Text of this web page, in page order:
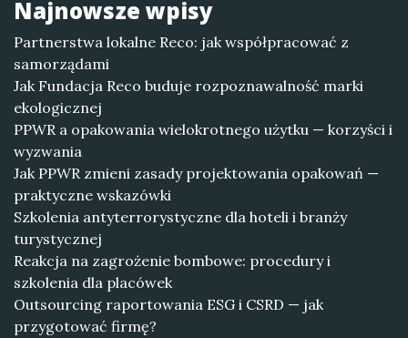
Najnowsze wpisy
Partnerstwa lokalne Reco: jak współpracować z
samorządami
Jak Fundacja Reco buduje rozpoznawalność marki
ekologicznej
PPWR a opakowania wielokrotnego użytku — korzyści i
wyzwania
Jak PPWR zmieni zasady projektowania opakowań —
praktyczne wskazówki
Szkolenia antyterrorystyczne dla hoteli i branży
turystycznej
Reakcja na zagrożenie bombowe: procedury i
szkolenia dla placówek
Outsourcing raportowania ESG i CSRD — jak
przygotować firmę?